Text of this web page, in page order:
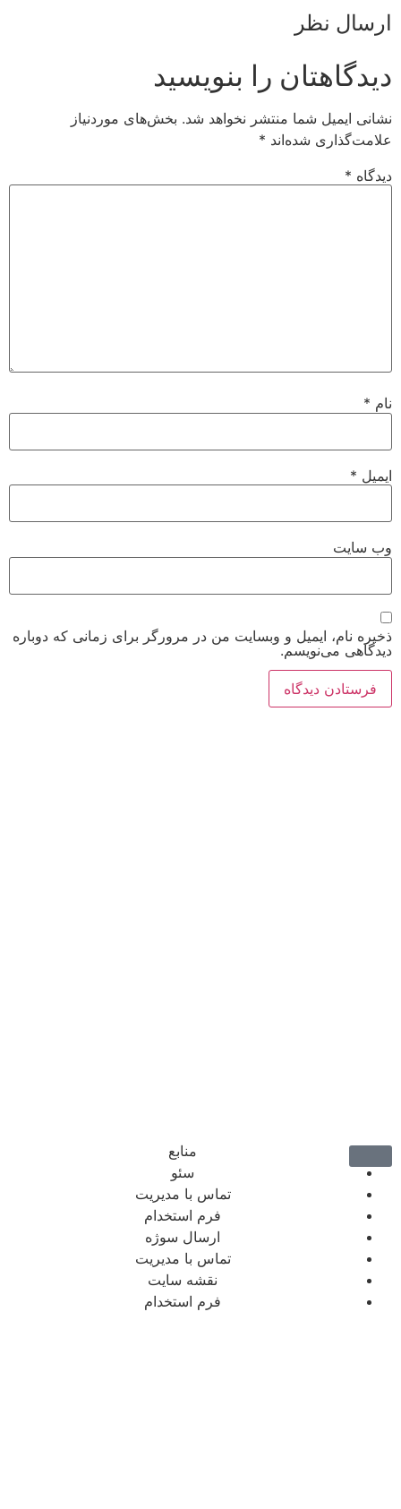
ارسال نظر
دیدگاهتان را بنویسید
نشانی ایمیل شما منتشر نخواهد شد. بخش‌های موردنیاز
علامت‌گذاری شده‌اند *
دیدگاه *
نام *
ایمیل *
وب‌ سایت
ذخیره نام، ایمیل و وبسایت من در مرورگر برای زمانی که دوباره
دیدگاهی می‌نویسم.
منابع
سئو
تماس با مدیریت
فرم استخدام
ارسال سوژه
تماس با مدیریت
نقشه سایت
فرم استخدام